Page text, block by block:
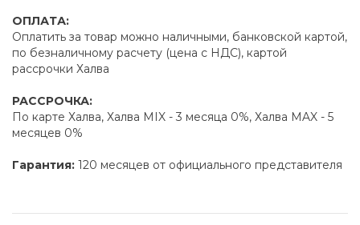
ОПЛАТА:
Оплатить за товар можно наличными, банковской картой,
по безналичному расчету (цена с НДС), картой
рассрочки Халва
РАССРОЧКА:
По карте Халва, Халва MIX - 3 месяца 0%, Халва MAX - 5
месяцев 0%
Гарантия: 120 месяцев от официального представителя